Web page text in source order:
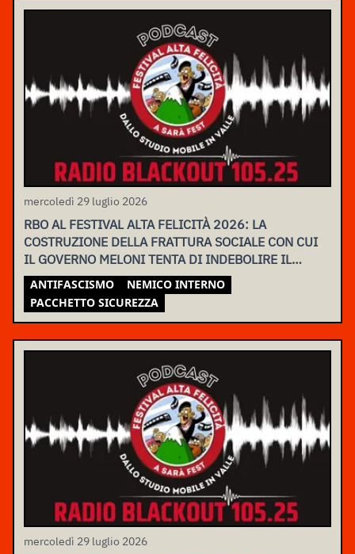
mercoledì 29 luglio 2026
RBO AL FESTIVAL ALTA FELICITÀ 2026: LA
COSTRUZIONE DELLA FRATTURA SOCIALE CON CUI
IL GOVERNO MELONI TENTA DI INDEBOLIRE IL
MOVIMENTO
ANTIFASCISMO
NEMICO INTERNO
PACCHETTO SICUREZZA
mercoledì 29 luglio 2026